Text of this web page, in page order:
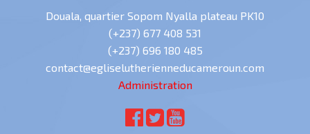
Douala, quartier Sopom Nyalla plateau PK10
(+237) 677 408 531
(+237) 696 180 485
contact@egliselutherienneducameroun.com
Administration